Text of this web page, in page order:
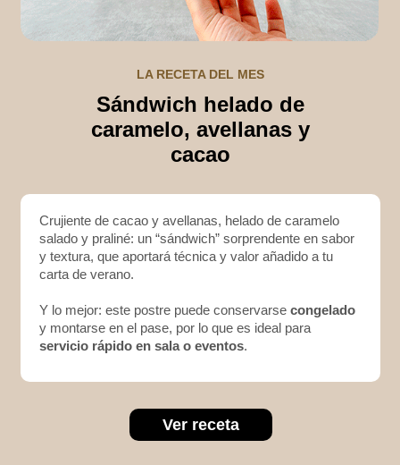
LA RECETA DEL MES
Sándwich helado de
caramelo, avellanas y
cacao
Crujiente de cacao y avellanas, helado de caramelo
salado y praliné: un “sándwich” sorprendente en sabor
y textura, que aportará técnica y valor añadido a tu
carta de verano.
Y lo mejor: este postre puede conservarse congelado
y montarse en el pase, por lo que es ideal para
servicio rápido en sala o eventos.
Ver receta